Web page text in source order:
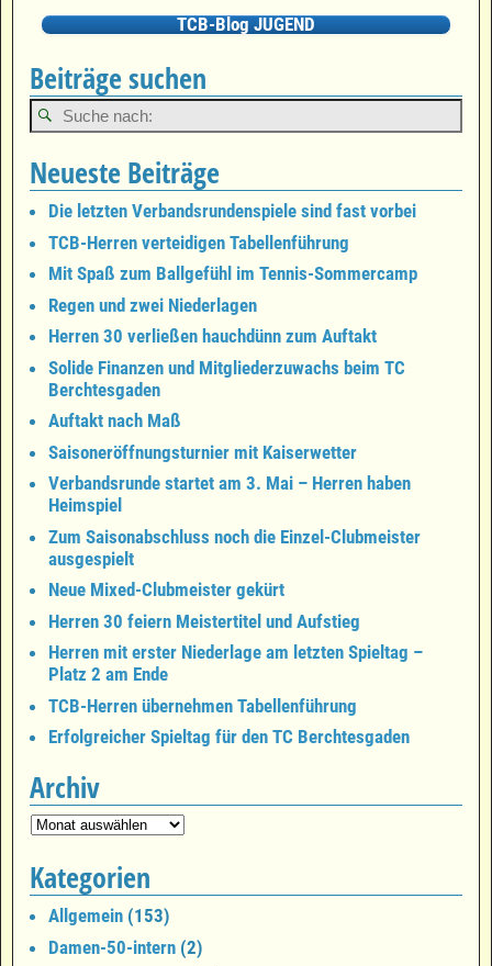
TCB-Blog JUGEND
Beiträge suchen
Neueste Beiträge
Die letzten Verbandsrundenspiele sind fast vorbei
TCB-Herren verteidigen Tabellenführung
Mit Spaß zum Ballgefühl im Tennis-Sommercamp
Regen und zwei Niederlagen
Herren 30 verließen hauchdünn zum Auftakt
Solide Finanzen und Mitgliederzuwachs beim TC
Berchtesgaden
Auftakt nach Maß
Saisoneröffnungsturnier mit Kaiserwetter
Verbandsrunde startet am 3. Mai – Herren haben
Heimspiel
Zum Saisonabschluss noch die Einzel-Clubmeister
ausgespielt
Neue Mixed-Clubmeister gekürt
Herren 30 feiern Meistertitel und Aufstieg
Herren mit erster Niederlage am letzten Spieltag –
Platz 2 am Ende
TCB-Herren übernehmen Tabellenführung
Erfolgreicher Spieltag für den TC Berchtesgaden
Archiv
Kategorien
Allgemein (153)
Damen-50-intern (2)